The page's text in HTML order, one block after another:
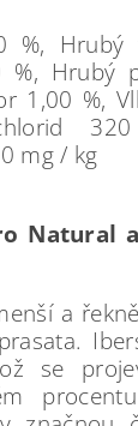
%, Hrubý
%, Hrubý
1,00 %,
mg / kg
Natural
a
se